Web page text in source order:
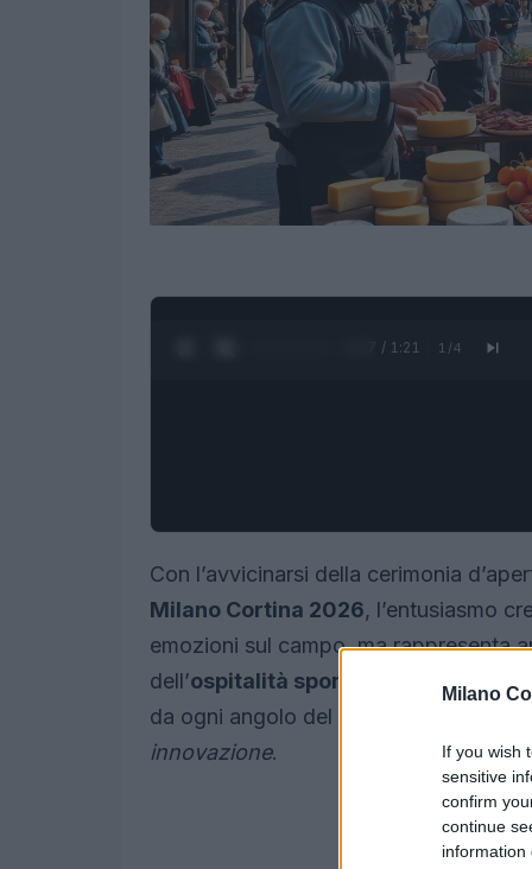
Milano
If you wish
sensitive
confirm
continue
information
0:28 / 1:21 1 /4
Con l’avvicinarsi della cerimonia
Milano Cortina 2026, l’entusiasmo
emozioni sul campo, ma rappresenta
dell’ospitalità sportiva
in Italia. Le
da ogni angolo del pianeta, offrendo
innovazione.